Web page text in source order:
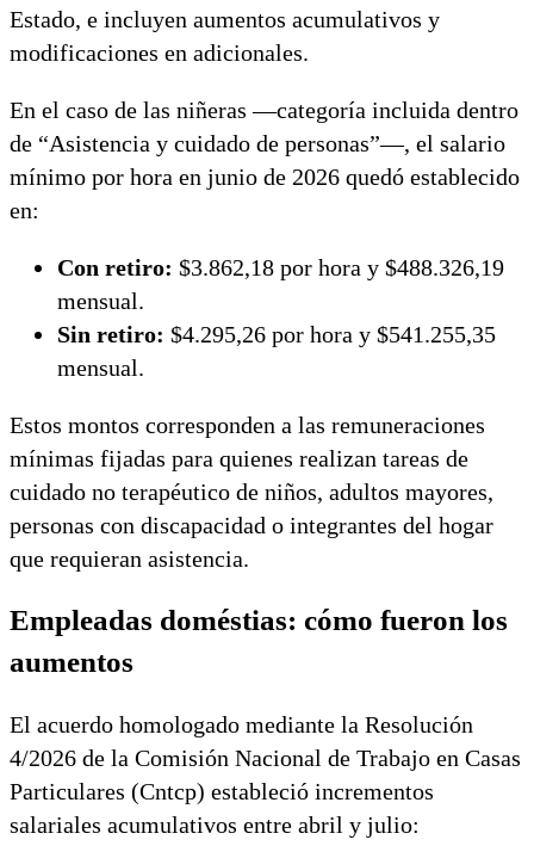
Estado, e incluyen aumentos acumulativos y
modificaciones en adicionales.
En el caso de las niñeras —categoría incluida dentro
de “Asistencia y cuidado de personas”—, el salario
mínimo por hora en junio de 2026 quedó establecido
en:
Con retiro: $3.862,18 por hora y $488.326,19
mensual.
Sin retiro: $4.295,26 por hora y $541.255,35
mensual.
Estos montos corresponden a las remuneraciones
mínimas fijadas para quienes realizan tareas de
cuidado no terapéutico de niños, adultos mayores,
personas con discapacidad o integrantes del hogar
que requieran asistencia.
Empleadas doméstias: cómo fueron los
aumentos
El acuerdo homologado mediante la Resolución
4/2026 de la Comisión Nacional de Trabajo en Casas
Particulares (Cntcp) estableció incrementos
salariales acumulativos entre abril y julio: